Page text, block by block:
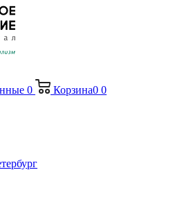
0 Корзина0 0